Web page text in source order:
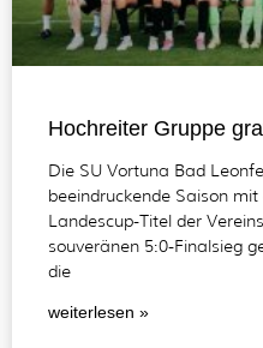
Hochreiter Gruppe
Die SU Vortuna Bad
beeindruckende Saison
Landescup-Titel der
souveränen 5:0-Finalsieg
die
weiterlesen »